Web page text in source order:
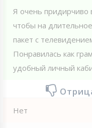
Я очень придирчиво
чтобы на
пакет с
Понравилась как
удобный личный
Нет